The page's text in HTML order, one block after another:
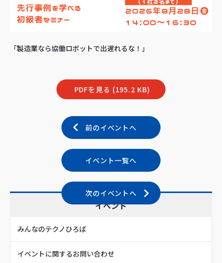
「製造業なら協働ロボットで出遅れるな！」
PDFを見る (195.2 KB)
前のイベントへ
イベント一覧へ
次のイベントへ
イベント
みんなのテクノひろば
イベントに関するお問い合わせ